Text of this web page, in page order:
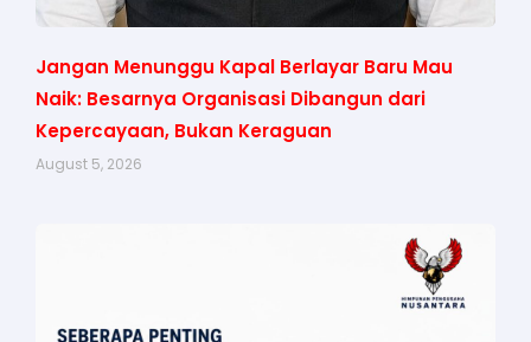
Jangan Menunggu Kapal Berlayar Baru Mau
Naik: Besarnya Organisasi Dibangun dari
Kepercayaan, Bukan Keraguan
August 5, 2026